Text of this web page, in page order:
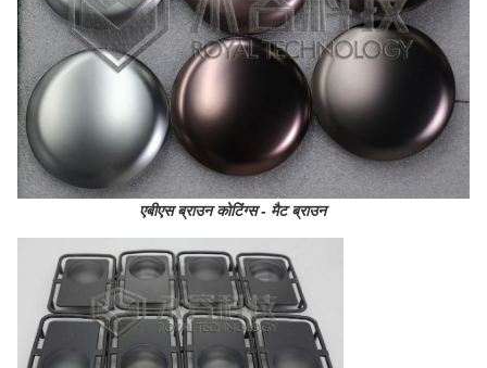
एबीएस ब्राउन कोटिंग्स - मैट ब्राउन